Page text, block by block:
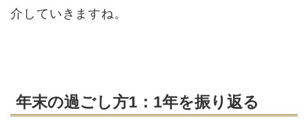
介していきますね。
年末の過ごし方1：1年を振り返る